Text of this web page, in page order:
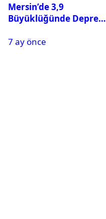
Mersin’de 3,9
Büyüklüğünde Deprem
7 ay önce